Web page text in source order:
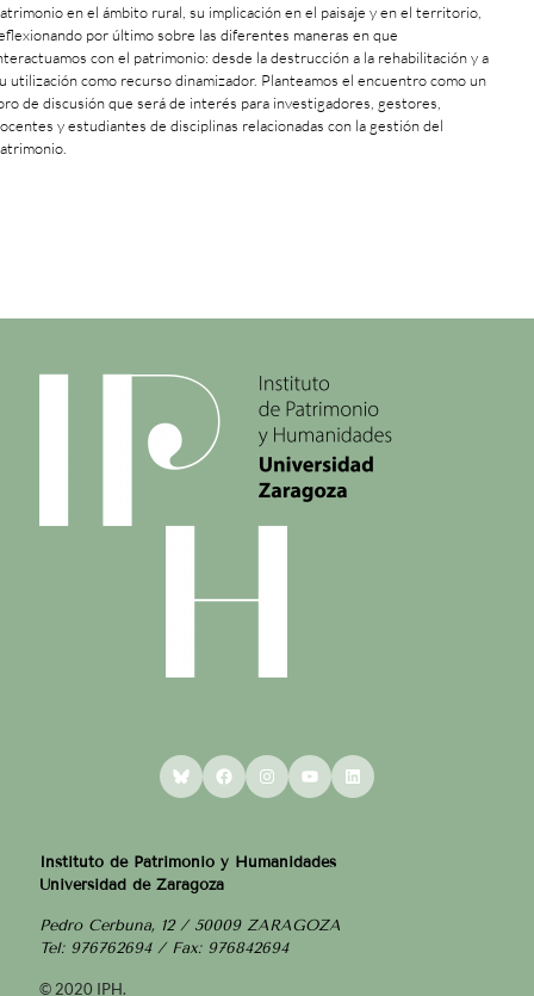
en el ámbito rural, su implicación en el paisaje y en el territorio,
por último sobre las diferentes maneras en que
con el patrimonio: desde la destrucción a la rehabilitación y a
utilización como recurso dinamizador. Planteamos el encuentro como un
de discusión que será de interés para investigadores, gestores,
y estudiantes de disciplinas relacionadas con la gestión del
BlueskyFacebookInstagram
YouTubeLinkedIn
Instituto de Patrimonio y Humanidades
Universidad de Zaragoza
Pedro Cerbuna, 12 / 50009 ZARAGOZA
Tel: 976762694 / Fax: 976842694
© 2020 IPH.